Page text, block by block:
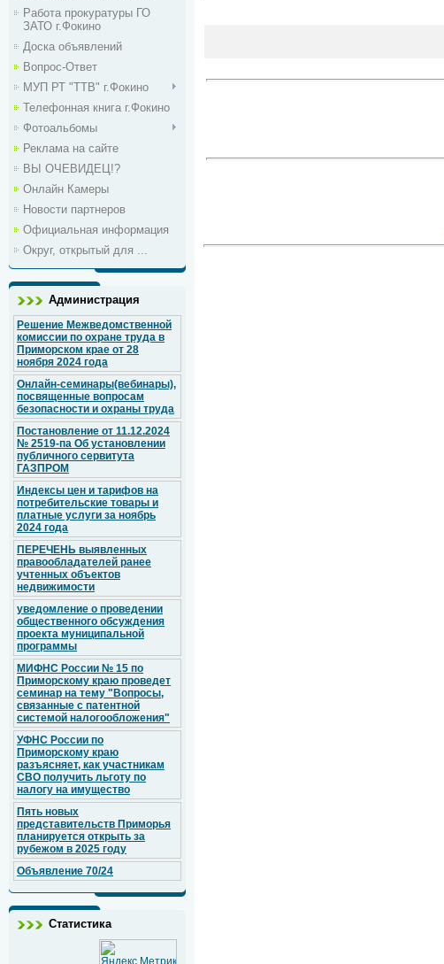
Работа прокуратуры ГО
ЗАТО г.Фокино
Доска объявлений
Вопрос-Ответ
МУП РТ "ТТВ" г.Фокино
Телефонная книга г.Фокино
Фотоальбомы
Реклама на сайте
ВЫ ОЧЕВИДЕЦ!?
Онлайн Камеры
Новости партнеров
Официальная информация
Округ, открытый для ...
Администрация
Решение Межведомственной
комиссии по охране труда в
Приморском крае от 28
ноября 2024 года
Онлайн-семинары(вебинары),
посвященные вопросам
безопасности и охраны труда
Постановление от 11.12.2024
№ 2519-па Об установлении
публичного сервитута
ГАЗПРОМ
Индексы цен и тарифов на
потребительские товары и
платные услуги за ноябрь
2024 года
ПЕРЕЧЕНЬ выявленных
правообладателей ранее
учтенных объектов
недвижимости
уведомление о проведении
общественного обсуждения
проекта муниципальной
программы
МИФНС России № 15 по
Приморскому краю проведет
семинар на тему "Вопросы,
связанные с патентной
системой налогообложения"
УФНС России по
Приморскому краю
разъясняет, как участникам
СВО получить льготу по
налогу на имущество
Пять новых
представительств Приморья
планируется открыть за
рубежом в 2025 году
Объявление 70/24
Статистика